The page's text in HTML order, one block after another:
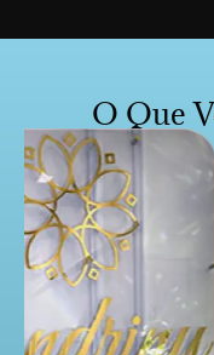
O Que